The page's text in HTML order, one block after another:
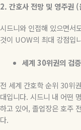
2. 간호사전망 및 영주권 (
시드니와 인접해 있으면서
것이 UOW의 최대 강점입
세계 30위권의 검
전 세계 간호학 순위 30위권
대입니다. 시드니 내 어떤
하고 있어, 졸업장은 호주
다.